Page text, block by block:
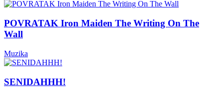
POVRATAK Iron Maiden The Writing On The
Wall
Muzika
SENIDAHHH!